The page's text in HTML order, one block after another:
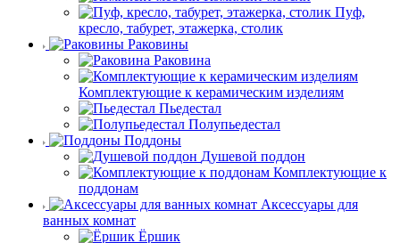
Пуф,
кресло, табурет, этажерка, столик
Раковины
Раковина
Комплектующие к керамическим изделиям
Пьедестал
Полупьедестал
Поддоны
Душевой поддон
Комплектующие к
поддонам
Аксессуары для
ванных комнат
Ёршик